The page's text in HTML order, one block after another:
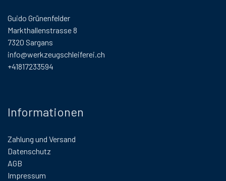
Guido Grünenfelder
Markthallenstrasse 8
7320 Sargans
info@werkzeugschleiferei.ch
+41817233594
Informationen
Zahlung und Versand
Datenschutz
AGB
Impressum